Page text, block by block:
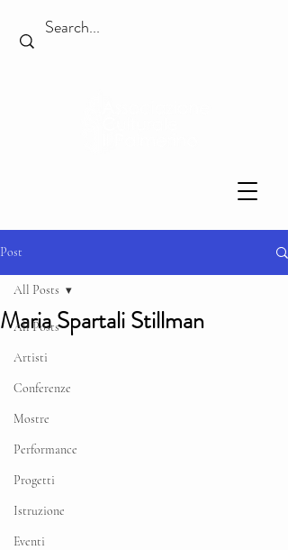
Post
All Posts
Artisti
Conferenze
Mostre
Performance
Progetti
Istruzione
Eventi
All Posts
Maria Spartali Stillman